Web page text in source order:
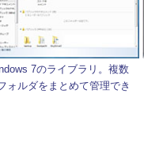
7のライブラリ。複数
ォルダをまとめて管理でき